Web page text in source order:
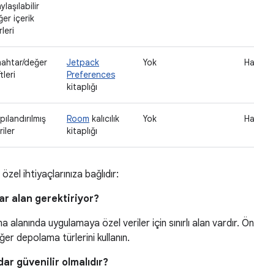
içerik
değer
Jetpack
Preferences
kitaplığı
Yok
Room kalıcılık
kitaplığı
Yok
ihtiyaçlarınıza bağlıdır:
alan gerektiriyor?
alanında uygulamaya özel veriler için sınırlı alan vardır.
depolama türlerini kullanın.
güvenilir olmalıdır?